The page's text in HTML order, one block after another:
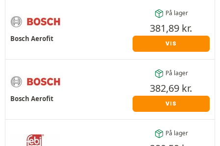
Bosch Aerofit
På lager
381,89 kr.
VIS
Bosch Aerofit
På lager
382,69 kr.
VIS
På lager